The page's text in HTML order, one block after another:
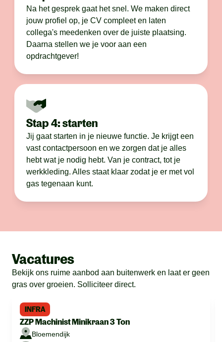
Na het gesprek gaat het snel. We maken direct
jouw profiel op, je CV compleet en laten
collega's meedenken over de juiste plaatsing.
Daarna stellen we je voor aan een
opdrachtgever!
Stap 4: starten
Jij gaat starten in je nieuwe functie. Je krijgt een
vast contactpersoon en we zorgen dat je alles
hebt wat je nodig hebt. Van je contract, tot je
werkkleding. Alles staat klaar zodat je er met vol
gas tegenaan kunt.
Vacatures
Bekijk ons ruime aanbod aan buitenwerk en laat er geen
gras over groeien. Solliciteer direct.
INFRA
ZZP Machinist Minikraan 3 Ton
Bloemendijk